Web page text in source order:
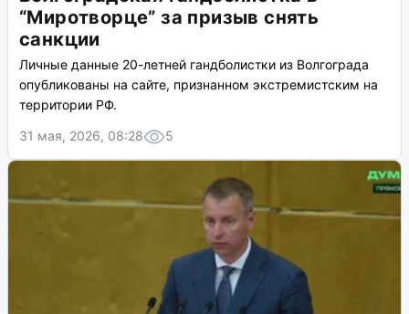
“Миротворце” за призыв снять
санкции
Личные данные 20-летней гандболистки из Волгограда
опубликованы на сайте, признанном экстремистским на
территории РФ.
31 мая, 2026, 08:28
5